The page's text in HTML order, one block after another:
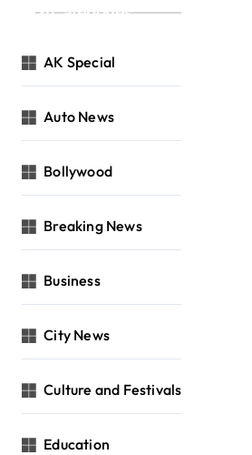
Categories
AK Special
Auto News
Bollywood
Breaking News
Business
City News
Culture and Festivals
Education